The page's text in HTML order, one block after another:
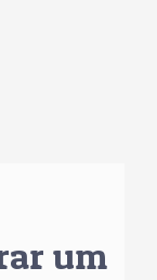
um